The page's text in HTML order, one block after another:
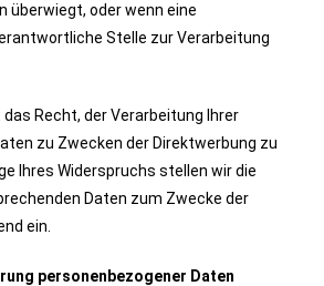
überwiegt, oder wenn eine
Stelle zur Verarbeitung
Recht, der Verarbeitung Ihrer
zu Zwecken der Direktwerbung zu
Ihres Widerspruchs stellen wir die
Daten zum Zwecke der
ein.
personenbezogener Daten